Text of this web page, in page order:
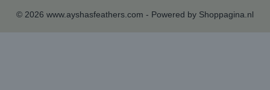
© 2026 www.ayshasfeathers.com - Powered by Shoppagina.nl